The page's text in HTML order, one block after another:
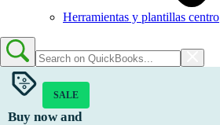
Herramientas y plantillas centro
SALE
Buy now and